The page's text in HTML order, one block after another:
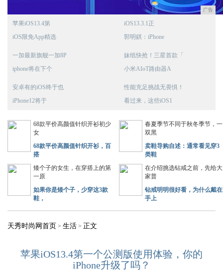
广告
苹果iOS13.4第
iOS限免App精选
iOS13.3.1正
郭明錤：iPhone
一加最新旗舰一加8P
iphone将在下个
妹纸快抢！三星首款「
小米AIoT路由器A
安卓有的iOS终于也
iPhone12将于
性能充足挑战无畏惧！
看过来，这些iOS1
68款平价高颜值针织开衫初少
女
68款平价高颜值针织开衫，百
搭
春夏季节不同于秋冬季节，一
双黑
卖鞋导购自述：通常看见穿3
类鞋
矮个子的女生，在穿搭上的第
一原
如果你是矮个子，少穿这3款
鞋，
在介绍挑选钻戒之前，先给大
家普
钻戒明明很好看，为什么戴在
手上
天秀时尚网首页 > 生活 > 正文
苹果iOS13.4第一个公测版使用体验，你的
iPhone升级了吗？